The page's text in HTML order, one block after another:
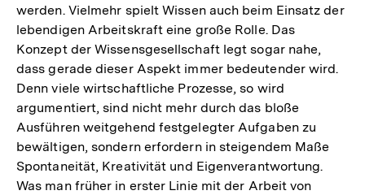
werden. Vielmehr spielt Wissen auch beim Einsatz der
lebendigen Arbeitskraft eine große Rolle. Das
Konzept der Wissensgesellschaft legt sogar nahe,
dass gerade dieser Aspekt immer bedeutender wird.
Denn viele wirtschaftliche Prozesse, so wird
argumentiert, sind nicht mehr durch das bloße
Ausführen weitgehend festgelegter Aufgaben zu
bewältigen, sondern erfordern in steigendem Maße
Spontaneität, Kreativität und Eigenverantwortung.
Was man früher in erster Linie mit der Arbeit von